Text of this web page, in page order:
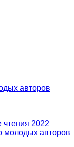
авторов
чтения 2022
молодых авторов